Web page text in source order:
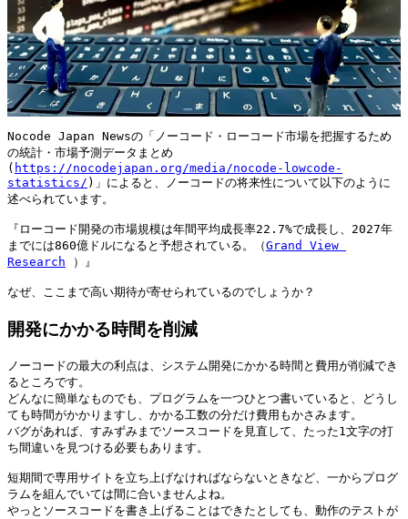
Nocode Japan Newsの「ノーコード・ローコード市場を把握するため
の統計・市場予測データまとめ
( https://nocodejapan.org/media/nocode-lowcode-
statistics/ )」によると、ノーコードの将来性について以下のように
述べられています。
『ローコード開発の市場規模は年間平均成長率22.7%で成長し、2027年
までには860億ドルになると予想されている。（Grand View
Research ）』
なぜ、ここまで高い期待が寄せられているのでしょうか？
開発にかかる時間を削減
ノーコードの最大の利点は、システム開発にかかる時間と費用が削減でき
るところです。
どんなに簡単なものでも、プログラムを一つひとつ書いていると、どうし
ても時間がかかりますし、かかる工数の分だけ費用もかさみます。
バグがあれば、すみずみまでソースコードを見直して、たった1文字の打
ち間違いを見つける必要もあります。
短期間で専用サイトを立ち上げなければならないときなど、一からプログ
ラムを組んでいては間に合いませんよね。
やっとソースコードを書き上げることはできたとしても、動作のテストが